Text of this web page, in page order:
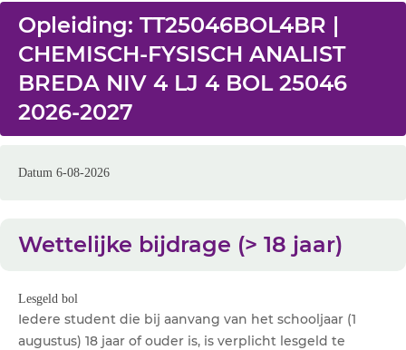
Opleiding: TT25046BOL4BR |
CHEMISCH-FYSISCH ANALIST
BREDA NIV 4 LJ 4 BOL 25046
2026-2027
Datum 6-08-2026
Wettelijke bijdrage (> 18 jaar)
Lesgeld bol
Iedere student die bij aanvang van het schooljaar (1
augustus) 18 jaar of ouder is, is verplicht lesgeld te